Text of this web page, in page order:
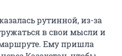
рутинной, из-за
в свои мысли и
Ему пришла